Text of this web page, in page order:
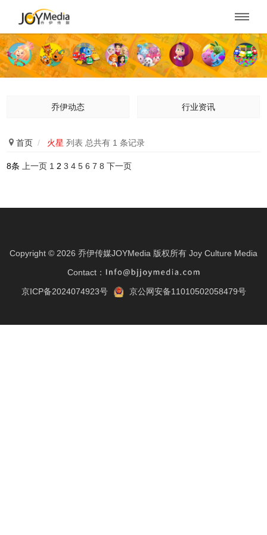

乔伊动态 行业资讯
首页 / 火星 列表 总共有 1 条记录
8条 上一页 1 2 3 4 5 6 7 8 下一页
Copyright © 2026 乔伊传媒JOYMedia 版权所有 Joy Culture Media
Contact：
京ICP备2024074923号
京公网安备11010502058479号